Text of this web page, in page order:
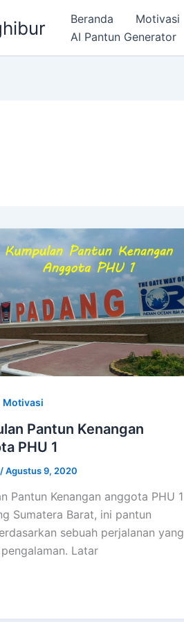
Beranda Motivasi
AI Pantun Generator
Motivasi
Pantun Kenangan
PHU 1
/Agustus 9, 2020
Pantun Kenangan anggota PHU 1
Sumatera Barat, ini pantun
sebuah perjalanan yang
Latar